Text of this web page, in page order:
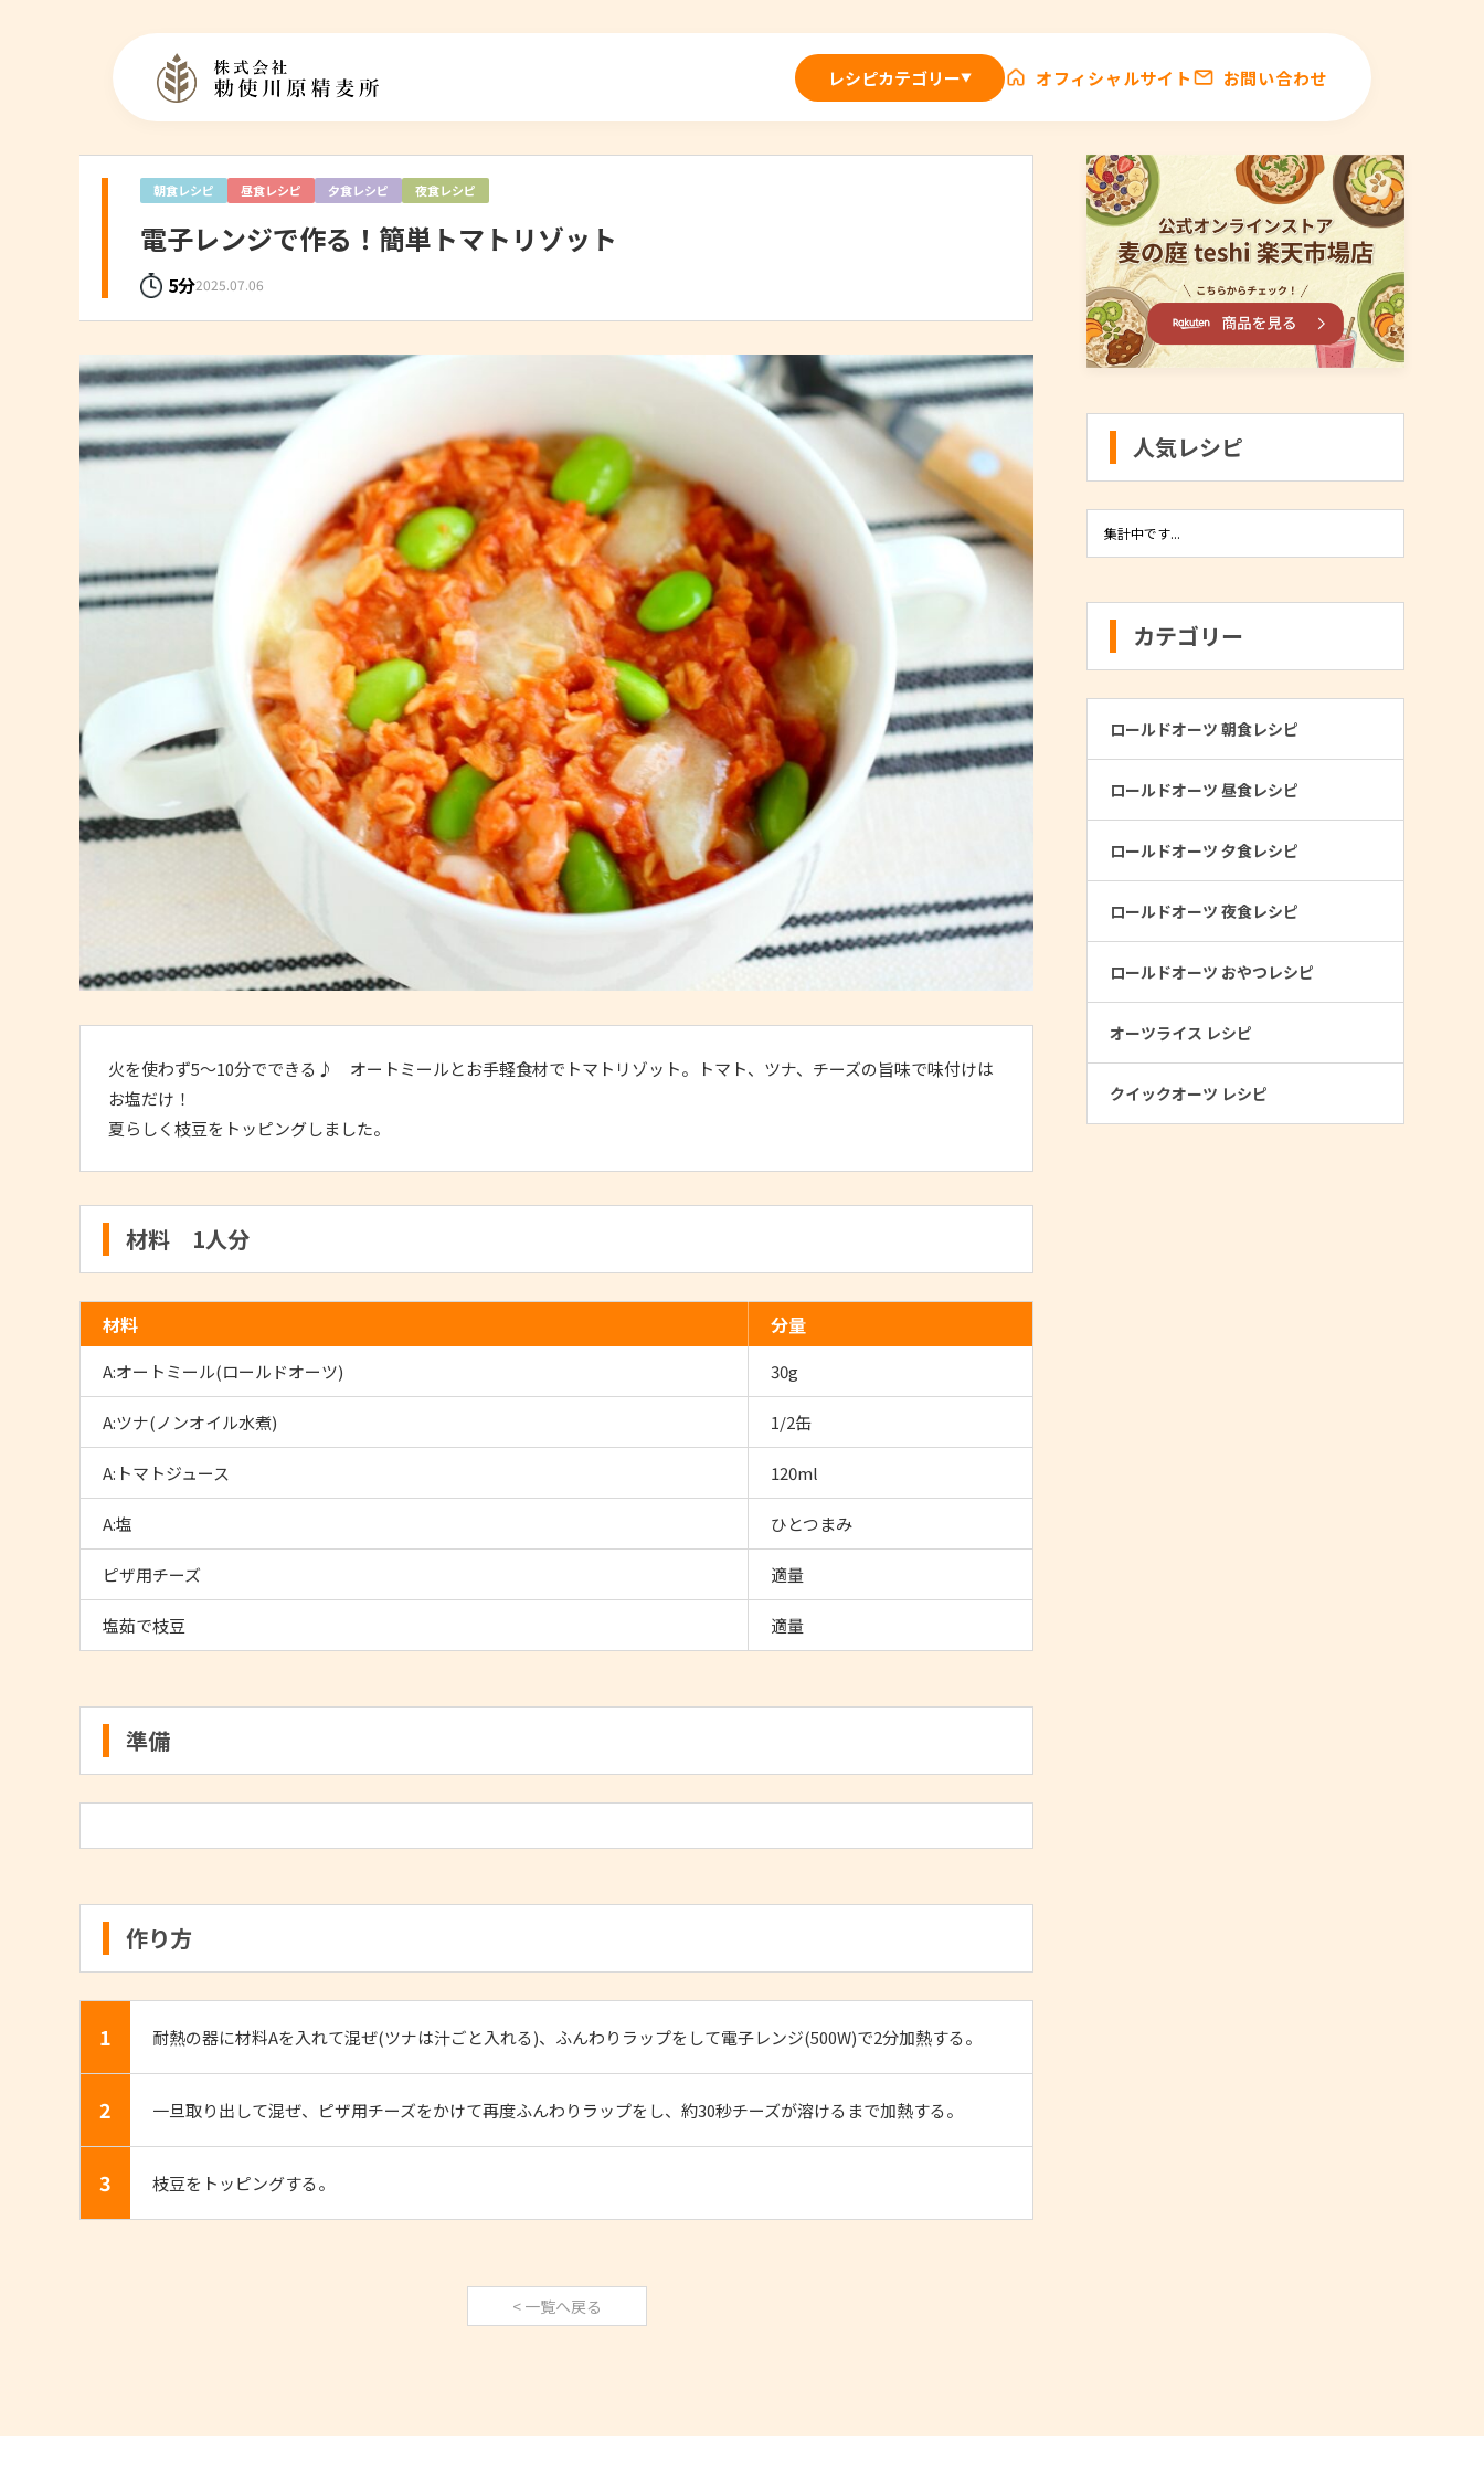
レシピカテゴリー▼ オフィシャルサイト お問い合わせ
朝食レシピ 昼食レシピ 夕食レシピ 夜食レシピ
電子レンジで作る！簡単トマトリゾット
5分2025.07.06
火を使わず5～10分でできる♪ オートミールとお手軽食材でトマトリゾット。トマト、ツナ、チーズの旨味で味付けは
お塩だけ！
夏らしく枝豆をトッピングしました。
材料 1人分
材料 分量
A:オートミール(ロールドオーツ) 30g
A:ツナ(ノンオイル水煮) 1/2缶
A:トマトジュース 120ml
A:塩 ひとつまみ
ピザ用チーズ 適量
塩茹で枝豆 適量
準備
作り方
1 耐熱の器に材料Aを入れて混ぜ(ツナは汁ごと入れる)、ふんわりラップをして電子レンジ(500W)で2分加熱する。
2 一旦取り出して混ぜ、ピザ用チーズをかけて再度ふんわりラップをし、約30秒チーズが溶けるまで加熱する。
3 枝豆をトッピングする。
< 一覧へ戻る
人気レシピ
集計中です...
カテゴリー
ロールドオーツ 朝食レシピ
ロールドオーツ 昼食レシピ
ロールドオーツ 夕食レシピ
ロールドオーツ 夜食レシピ
ロールドオーツ おやつレシピ
オーツライス レシピ
クイックオーツ レシピ